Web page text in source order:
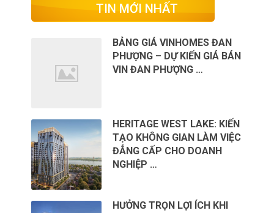
TIN MỚI NHẤT
BẢNG GIÁ VINHOMES ĐAN
PHƯỢNG – DỰ KIẾN GIÁ BÁN
VIN ĐAN PHƯỢNG …
HERITAGE WEST LAKE: KIẾN
TẠO KHÔNG GIAN LÀM VIỆC
ĐẲNG CẤP CHO DOANH
NGHIỆP …
HƯỞNG TRỌN LỢI ÍCH KHI